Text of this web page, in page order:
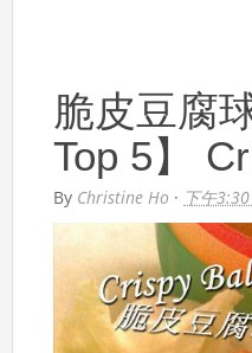
脆皮豆腐
Top 5】
By Christine Ho · 下午3:30